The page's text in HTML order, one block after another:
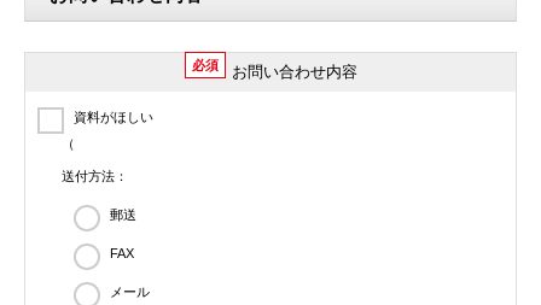
必須 お問い合わせ内容
資料がほしい
（
送付方法：
郵送
FAX
メール